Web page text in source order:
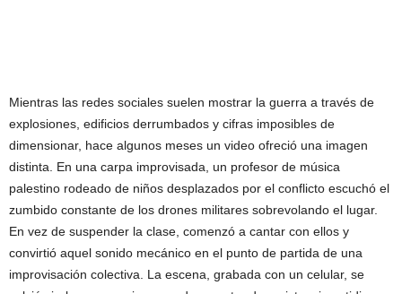
Mientras las redes sociales suelen mostrar la guerra a través de
explosiones, edificios derrumbados y cifras imposibles de
dimensionar, hace algunos meses un video ofreció una imagen
distinta. En una carpa improvisada, un profesor de música
palestino rodeado de niños desplazados por el conflicto escuchó el
zumbido constante de los drones militares sobrevolando el lugar.
En vez de suspender la clase, comenzó a cantar con ellos y
convirtió aquel sonido mecánico en el punto de partida de una
improvisación colectiva. La escena, grabada con un celular, se